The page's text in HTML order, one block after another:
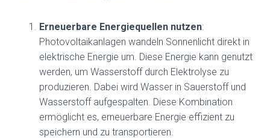
Erneuerbare Energiequellen nutzen:
Photovoltaikanlagen wandeln Sonnenlicht direkt in
elektrische Energie um. Diese Energie kann genutzt
werden, um Wasserstoff durch Elektrolyse zu
produzieren. Dabei wird Wasser in Sauerstoff und
Wasserstoff aufgespalten. Diese Kombination
ermöglicht es, erneuerbare Energie effizient zu
speichern und zu transportieren.